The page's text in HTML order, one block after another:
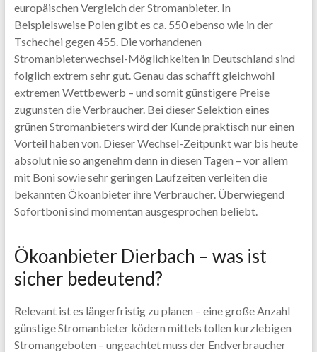
europäischen Vergleich der Stromanbieter. In
Beispielsweise Polen gibt es ca. 550 ebenso wie in der
Tschechei gegen 455. Die vorhandenen
Stromanbieterwechsel-Möglichkeiten in Deutschland sind
folglich extrem sehr gut. Genau das schafft gleichwohl
extremen Wettbewerb – und somit günstigere Preise
zugunsten die Verbraucher. Bei dieser Selektion eines
grünen Stromanbieters wird der Kunde praktisch nur einen
Vorteil haben von. Dieser Wechsel-Zeitpunkt war bis heute
absolut nie so angenehm denn in diesen Tagen – vor allem
mit Boni sowie sehr geringen Laufzeiten verleiten die
bekannten Ökoanbieter ihre Verbraucher. Überwiegend
Sofortboni sind momentan ausgesprochen beliebt.
Ökoanbieter Dierbach – was ist
sicher bedeutend?
Relevant ist es längerfristig zu planen – eine große Anzahl
günstige Stromanbieter ködern mittels tollen kurzlebigen
Stromangeboten – ungeachtet muss der Endverbraucher